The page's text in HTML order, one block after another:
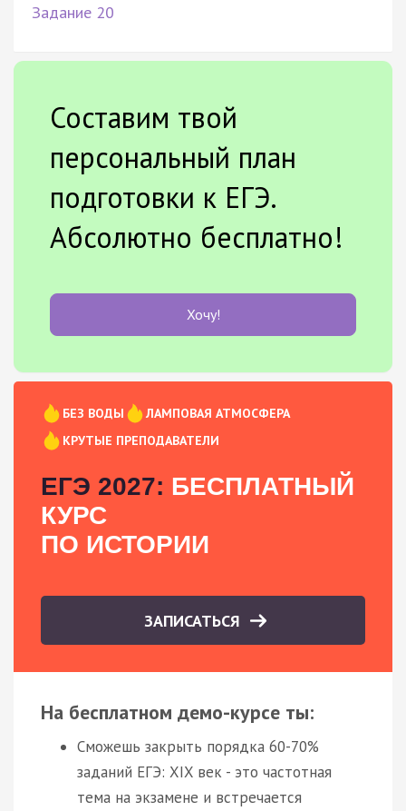
Задание 20
Составим твой
персональный план
подготовки к ЕГЭ.
Абсолютно бесплатно!
Хочу!
БЕЗ ВОДЫ
ЛАМПОВАЯ АТМОСФЕРА
КРУТЫЕ ПРЕПОДАВАТЕЛИ
ЕГЭ 2027: БЕСПЛАТНЫЙ
КУРС
ПО ИСТОРИИ
ЗАПИСАТЬСЯ
На бесплатном демо-курсе ты:
Сможешь закрыть порядка 60-70%
заданий ЕГЭ: XIX век - это частотная
тема на экзамене и встречается